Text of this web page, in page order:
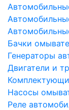
Бачки
Генераторы
Двигатели и
Насосы
Реле